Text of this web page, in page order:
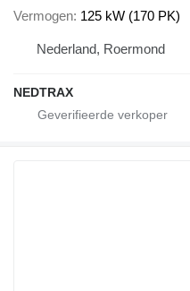
Vermogen 125 kW (170 PK)
Nederland, Roermond
NEDTRAX